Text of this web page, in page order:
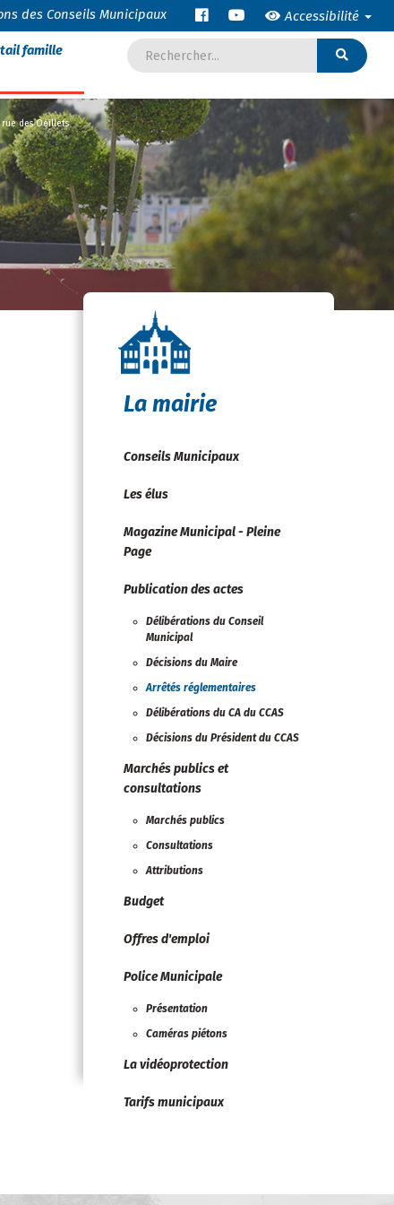
des Conseils Municipaux Accessibilité
famille
des Oeillets
La mairie
Conseils Municipaux
Les élus
Magazine Municipal - Pleine
Page
Publication des actes
Délibérations du Conseil
Municipal
Décisions du Maire
Arrêtés réglementaires
Délibérations du CA du CCAS
Décisions du Président du CCAS
Marchés publics et
consultations
Marchés publics
Consultations
Attributions
Budget
Offres d'emploi
Police Municipale
Présentation
Caméras piétons
La vidéoprotection
Tarifs municipaux